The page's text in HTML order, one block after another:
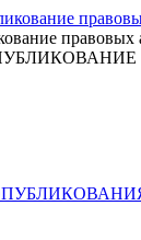
правовых